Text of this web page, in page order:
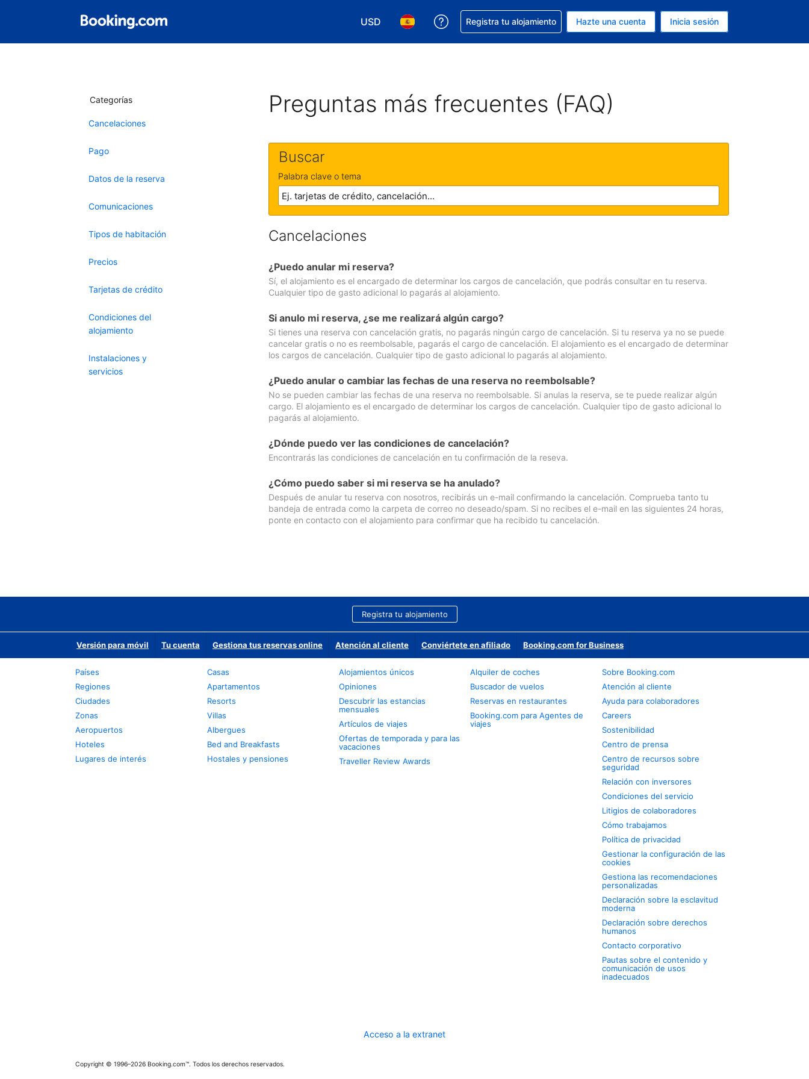
USD
Elegir tu moneda. Tu moneda actual es Dólar de EEUU
Elegir el idioma que prefieres. Tu idioma actual es Español
Obtener ayuda con la reserva
Registra tu alojamiento Hazte una cuenta Inicia sesión
Categorías
Cancelaciones
Pago
Datos de la reserva
Comunicaciones
Tipos de habitación
Precios
Tarjetas de crédito
Condiciones del
alojamiento
Instalaciones y
servicios
Preguntas más frecuentes (FAQ)
Buscar
Palabra clave o tema
Cancelaciones
¿Puedo anular mi reserva?
Sí, el alojamiento es el encargado de determinar los cargos de cancelación, que podrás consultar en tu reserva.
Cualquier tipo de gasto adicional lo pagarás al alojamiento.
Si anulo mi reserva, ¿se me realizará algún cargo?
Si tienes una reserva con cancelación gratis, no pagarás ningún cargo de cancelación. Si tu reserva ya no se puede
cancelar gratis o no es reembolsable, pagarás el cargo de cancelación. El alojamiento es el encargado de determinar
los cargos de cancelación. Cualquier tipo de gasto adicional lo pagarás al alojamiento.
¿Puedo anular o cambiar las fechas de una reserva no reembolsable?
No se pueden cambiar las fechas de una reserva no reembolsable. Si anulas la reserva, se te puede realizar algún
cargo. El alojamiento es el encargado de determinar los cargos de cancelación. Cualquier tipo de gasto adicional lo
pagarás al alojamiento.
¿Dónde puedo ver las condiciones de cancelación?
Encontrarás las condiciones de cancelación en tu confirmación de la reseva.
¿Cómo puedo saber si mi reserva se ha anulado?
Después de anular tu reserva con nosotros, recibirás un e-mail confirmando la cancelación. Comprueba tanto tu
bandeja de entrada como la carpeta de correo no deseado/spam. Si no recibes el e-mail en las siguientes 24 horas,
ponte en contacto con el alojamiento para confirmar que ha recibido tu cancelación.
Registra tu alojamiento
Versión para móvil Tu cuenta Gestiona tus reservas online Atención al cliente Conviértete en afiliado Booking.com for Business
Países
Regiones
Ciudades
Zonas
Aeropuertos
Hoteles
Lugares de interés
Casas
Apartamentos
Resorts
Villas
Albergues
Bed and Breakfasts
Hostales y pensiones
Alojamientos únicos
Opiniones
Descubrir las estancias
mensuales
Artículos de viajes
Ofertas de temporada y para las
vacaciones
Traveller Review Awards
Alquiler de coches
Buscador de vuelos
Reservas en restaurantes
Booking.com para Agentes de
viajes
Sobre Booking.com
Atención al cliente
Ayuda para colaboradores
Careers
Sostenibilidad
Centro de prensa
Centro de recursos sobre
seguridad
Relación con inversores
Condiciones del servicio
Litigios de colaboradores
Cómo trabajamos
Política de privacidad
Gestionar la configuración de las
cookies
Gestiona las recomendaciones
personalizadas
Declaración sobre la esclavitud
moderna
Declaración sobre derechos
humanos
Contacto corporativo
Pautas sobre el contenido y
comunicación de usos
inadecuados
Acceso a la extranet
Copyright © 1996–2026 Booking.com™. Todos los derechos reservados.